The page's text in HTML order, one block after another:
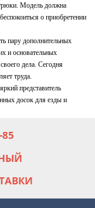
трюки. Модель должна
о приобретении
пару дополнительных
и основательных
дела. Сегодня
труда.
представитель
досок для езды и